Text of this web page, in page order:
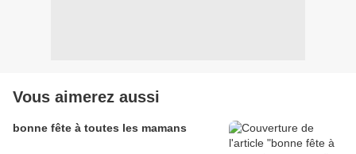
Vous aimerez aussi
bonne fête à toutes les mamans